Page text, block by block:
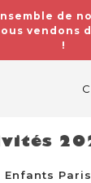
de
vendons
!
Enfants